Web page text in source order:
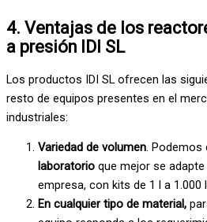
4. Ventajas de los
a presión IDI SL
Los productos IDI SL ofrecen las
resto de equipos presentes en el
industriales:
Variedad de volumen. Podemos
laboratorio que mejor se
empresa, con kits de 1 l a 1.000
En cualquier tipo de material,